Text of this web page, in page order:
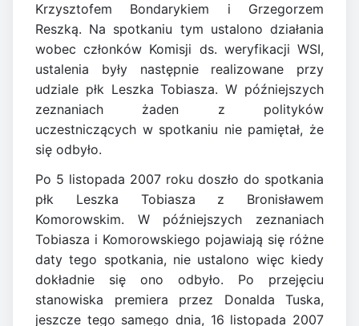
Krzysztofem Bondarykiem i Grzegorzem
Reszką. Na spotkaniu tym ustalono działania
wobec członków Komisji ds. weryfikacji WSI,
ustalenia były następnie realizowane przy
udziale płk Leszka Tobiasza. W późniejszych
zeznaniach żaden z polityków
uczestniczących w spotkaniu nie pamiętał, że
się odbyło.
Po 5 listopada 2007 roku doszło do spotkania
płk Leszka Tobiasza z Bronisławem
Komorowskim. W późniejszych zeznaniach
Tobiasza i Komorowskiego pojawiają się różne
daty tego spotkania, nie ustalono więc kiedy
dokładnie się ono odbyło. Po przejęciu
stanowiska premiera przez Donalda Tuska,
jeszcze tego samego dnia, 16 listopada 2007